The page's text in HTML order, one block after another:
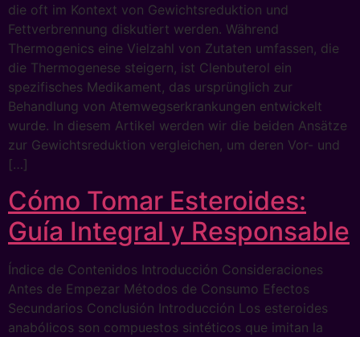
die oft im Kontext von Gewichtsreduktion und
Fettverbrennung diskutiert werden. Während
Thermogenics eine Vielzahl von Zutaten umfassen, die
die Thermogenese steigern, ist Clenbuterol ein
spezifisches Medikament, das ursprünglich zur
Behandlung von Atemwegserkrankungen entwickelt
wurde. In diesem Artikel werden wir die beiden Ansätze
zur Gewichtsreduktion vergleichen, um deren Vor- und
[…]
Cómo Tomar Esteroides:
Guía Integral y Responsable
Índice de Contenidos Introducción Consideraciones
Antes de Empezar Métodos de Consumo Efectos
Secundarios Conclusión Introducción Los esteroides
anabólicos son compuestos sintéticos que imitan la